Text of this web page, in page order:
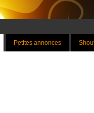
Petites annonces